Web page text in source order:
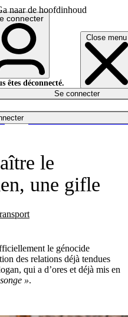
naar de hoofdinhoud
Close menu
connecter
êtes déconnecté.
Se connecter
le
une gifle
le génocide
des relations déjà tendues
qui a d’ores et déjà mis en
».